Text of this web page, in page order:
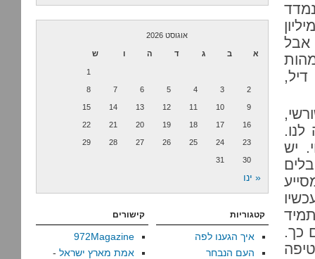
אבל
יש
כך.
אוגוסט 2026
א ב ג ד ה ו ש
1
2
3
4
5
6
7
8
9
10
11
12
13
14
15
16
17
18
19
20
21
22
23
24
25
26
27
28
29
30
31
« ינו
קטגוריות
איך הגענו לפה
העם הנבחר
קישורים
972Magazine
אמת מארץ ישראל -